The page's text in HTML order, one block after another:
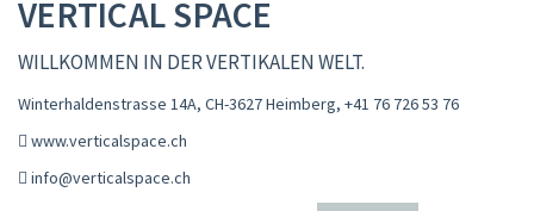
VERTICAL SPACE
WILLKOMMEN IN DER VERTIKALEN WELT.
Winterhaldenstrasse 14A, CH-3627 Heimberg, +41 76 726 53 76
www.verticalspace.ch
info@verticalspace.ch